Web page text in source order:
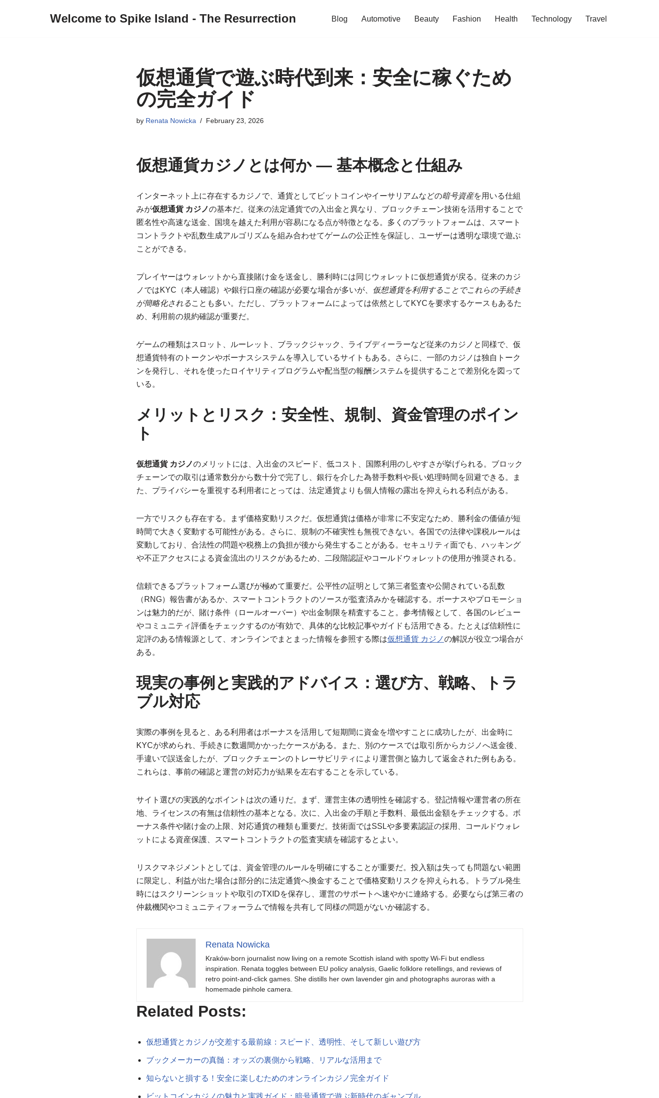
Welcome to Spike Island - The Resurrection Blog Automotive Beauty Fashion Health Technology Travel
仮想通貨で遊ぶ時代到来：安全に稼ぐため
の完全ガイド
by Renata Nowicka February 23, 2026
仮想通貨カジノとは何か — 基本概念と仕組み
インターネット上に存在するカジノで、通貨としてビットコインやイーサリアムなどの暗号資産を用いる仕組
みが仮想通貨 カジノの基本だ。従来の法定通貨での入出金と異なり、ブロックチェーン技術を活用することで
匿名性や高速な送金、国境を越えた利用が容易になる点が特徴となる。多くのプラットフォームは、スマート
コントラクトや乱数生成アルゴリズムを組み合わせてゲームの公正性を保証し、ユーザーは透明な環境で遊ぶ
ことができる。
プレイヤーはウォレットから直接賭け金を送金し、勝利時には同じウォレットに仮想通貨が戻る。従来のカジ
ノではKYC（本人確認）や銀行口座の確認が必要な場合が多いが、 仮想通貨を利用することでこれらの手続き
が簡略化されることも多い。ただし、プラットフォームによっては依然としてKYCを要求するケースもあるた
め、利用前の規約確認が重要だ。
ゲームの種類はスロット、ルーレット、ブラックジャック、ライブディーラーなど従来のカジノと同様で、仮
想通貨特有のトークンやボーナスシステムを導入しているサイトもある。さらに、一部のカジノは独自トーク
ンを発行し、それを使ったロイヤリティプログラムや配当型の報酬システムを提供することで差別化を図って
いる。
メリットとリスク：安全性、規制、資金管理のポイン
ト
仮想通貨 カジノのメリットには、入出金のスピード、低コスト、国際利用のしやすさが挙げられる。ブロック
チェーンでの取引は通常数分から数十分で完了し、銀行を介した為替手数料や長い処理時間を回避できる。ま
た、プライバシーを重視する利用者にとっては、法定通貨よりも個人情報の露出を抑えられる利点がある。
一方でリスクも存在する。まず価格変動リスクだ。仮想通貨は価格が非常に不安定なため、勝利金の価値が短
時間で大きく変動する可能性がある。さらに、規制の不確実性も無視できない。各国での法律や課税ルールは
変動しており、合法性の問題や税務上の負担が後から発生することがある。セキュリティ面でも、ハッキング
や不正アクセスによる資金流出のリスクがあるため、二段階認証やコールドウォレットの使用が推奨される。
信頼できるプラットフォーム選びが極めて重要だ。公平性の証明として第三者監査や公開されている乱数
（RNG）報告書があるか、スマートコントラクトのソースが監査済みかを確認する。ボーナスやプロモーショ
ンは魅力的だが、賭け条件（ロールオーバー）や出金制限を精査すること。参考情報として、各国のレビュー
やコミュニティ評価をチェックするのが有効で、具体的な比較記事やガイドも活用できる。たとえば信頼性に
定評のある情報源として、オンラインでまとまった情報を参照する際は仮想通貨 カジノの解説が役立つ場合が
ある。
現実の事例と実践的アドバイス：選び方、戦略、トラ
ブル対応
実際の事例を見ると、ある利用者はボーナスを活用して短期間に資金を増やすことに成功したが、出金時に
KYCが求められ、手続きに数週間かかったケースがある。また、別のケースでは取引所からカジノへ送金後、
手違いで誤送金したが、ブロックチェーンのトレーサビリティにより運営側と協力して返金された例もある。
これらは、事前の確認と運営の対応力が結果を左右することを示している。
サイト選びの実践的なポイントは次の通りだ。まず、運営主体の透明性を確認する。登記情報や運営者の所在
地、ライセンスの有無は信頼性の基本となる。次に、入出金の手順と手数料、最低出金額をチェックする。ボ
ーナス条件や賭け金の上限、対応通貨の種類も重要だ。技術面ではSSLや多要素認証の採用、コールドウォレ
ットによる資産保護、スマートコントラクトの監査実績を確認するとよい。
リスクマネジメントとしては、資金管理のルールを明確にすることが重要だ。投入額は失っても問題ない範囲
に限定し、利益が出た場合は部分的に法定通貨へ換金することで価格変動リスクを抑えられる。トラブル発生
時にはスクリーンショットや取引のTXIDを保存し、運営のサポートへ速やかに連絡する。必要ならば第三者の
仲裁機関やコミュニティフォーラムで情報を共有して同様の問題がないか確認する。
Renata Nowicka
Kraków-born journalist now living on a remote Scottish island with spotty Wi-Fi but endless
inspiration. Renata toggles between EU policy analysis, Gaelic folklore retellings, and reviews of
retro point-and-click games. She distills her own lavender gin and photographs auroras with a
homemade pinhole camera.
Related Posts:
仮想通貨とカジノが交差する最前線：スピード、透明性、そして新しい遊び方
ブックメーカーの真髄：オッズの裏側から戦略、リアルな活用まで
知らないと損する！安全に楽しむためのオンラインカジノ完全ガイド
ビットコインカジノの魅力と実践ガイド：暗号通貨で遊ぶ新時代のギャンブル